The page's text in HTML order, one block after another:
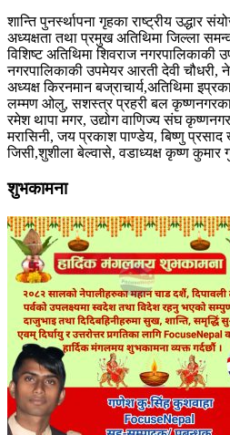
शान्ति पुनर्स्थापना गृहका राष्ट्रीय उद्धार
अध्यक्षता तथा प्रमुख अतिथिमा जिल्ला
विशिष्ट अतिथिमा शिवराज नगरपालिकाकी
नगरपालिकाकी उपमेयर आरती देवी
अध्यक्ष किरनमान बज्राचार्य,अतिथिमा
लम्मण ओलु, सशस्त्र प्रहरी बल कृष्णनगरका
रमेश थापा मगर, उद्योग वाणिज्य संघ
मरासिनी, जय प्रकाश पाण्डेय, बिष्णु
जिसी,शुशीला बेल्वासे, वडाध्यक्ष कृष्ण कुमार
शुभकामना